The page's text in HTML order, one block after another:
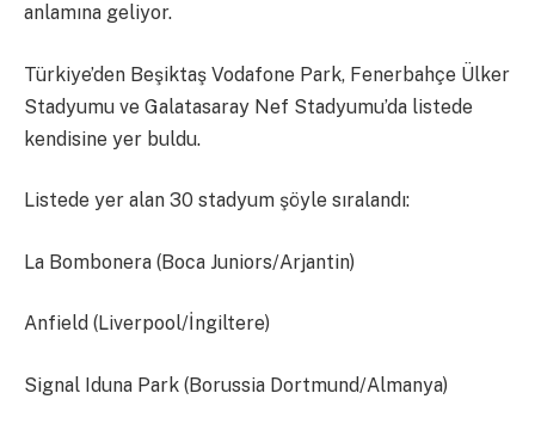
anlamına geliyor.
Türkiye’den Beşiktaş Vodafone Park, Fenerbahçe Ülker
Stadyumu ve Galatasaray Nef Stadyumu’da listede
kendisine yer buldu.
Listede yer alan 30 stadyum şöyle sıralandı:
La Bombonera (Boca Juniors/Arjantin)
Anfield (Liverpool/İngiltere)
Signal Iduna Park (Borussia Dortmund/Almanya)